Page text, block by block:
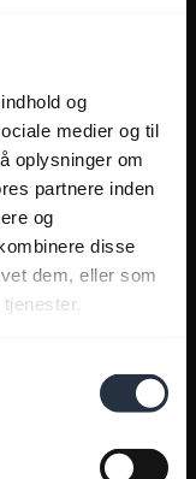
og
medier og til
oplysninger om
partnere inden
og
disse
dem, eller som